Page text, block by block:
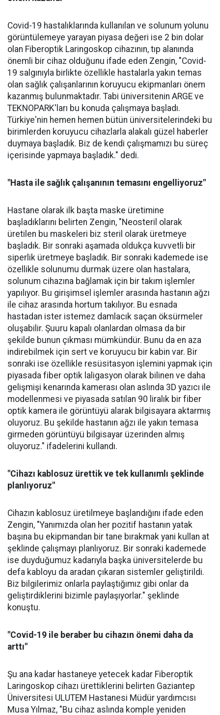
Covid-19 hastalıklarında kullanılan ve solunum yolunu
görüntülemeye yarayan piyasa değeri ise 2 bin dolar
olan Fiberoptik Laringoskop cihazının, tıp alanında
önemli bir cihaz olduğunu ifade eden Zengin, "Covid-
19 salgınıyla birlikte özellikle hastalarla yakın temas
olan sağlık çalışanlarının koruyucu ekipmanları önem
kazanmış bulunmaktadır. Tabi üniversitenin ARGE ve
TEKNOPARK'ları bu konuda çalışmaya başladı.
Türkiye'nin hemen hemen bütün üniversitelerindeki bu
birimlerden koruyucu cihazlarla alakalı güzel haberler
duymaya başladık. Biz de kendi çalışmamızı bu süreç
içerisinde yapmaya başladık." dedi.
"Hasta ile sağlık çalışanının temasını engelliyoruz"
Hastane olarak ilk başta maske üretimine
başladıklarını belirten Zengin, "Neosteril olarak
üretilen bu maskeleri biz steril olarak üretmeye
başladık. Bir sonraki aşamada oldukça kuvvetli bir
siperlik üretmeye başladık. Bir sonraki kademede ise
özellikle solunumu durmak üzere olan hastalara,
solunum cihazına bağlamak için bir takım işlemler
yapılıyor. Bu girişimsel işlemler arasında hastanın ağzı
ile cihaz arasında hortum takılıyor. Bu esnada
hastadan ister istemez damlacık saçan öksürmeler
oluşabilir. Şuuru kapalı olanlardan olmasa da bir
şekilde bunun çıkması mümkündür. Bunu da en aza
indirebilmek için sert ve koruyucu bir kabin var. Bir
sonraki ise özellikle resüsitasyon işlemini yapmak için
piyasada fiber optik laligasyon olarak bilinen ve daha
gelişmişi kenarında kamerası olan aslında 3D yazıcı ile
modellenmesi ve piyasada satılan 90 liralık bir fiber
optik kamera ile görüntüyü alarak bilgisayara aktarmış
oluyoruz. Bu şekilde hastanın ağzı ile yakın temasa
girmeden görüntüyü bilgisayar üzerinden almış
oluyoruz." ifadelerini kullandı.
"Cihazı kablosuz ürettik ve tek kullanımlı şeklinde
planlıyoruz"
Cihazın kablosuz üretilmeye başlandığını ifade eden
Zengin, "Yanımızda olan her pozitif hastanın yatak
başına bu ekipmandan bir tane bırakmak yani kullan at
şeklinde çalışmayı planlıyoruz. Bir sonraki kademede
ise duyduğumuz kadarıyla başka üniversitelerde bu
defa kabloyu da aradan çıkaran sistemler geliştirildi.
Biz bilgilerimiz onlarla paylaştığımız gibi onlar da
geliştirdiklerini bizimle paylaşıyorlar." şeklinde
konuştu.
"Covid-19 ile beraber bu cihazın önemi daha da
arttı"
Şu ana kadar hastaneye yetecek kadar Fiberoptik
Laringoskop cihazı ürettiklerini belirten Gaziantep
Üniversitesi ULUTEM Hastanesi Müdür yardımcısı
Musa Yılmaz, "Bu cihaz aslında komple yeniden